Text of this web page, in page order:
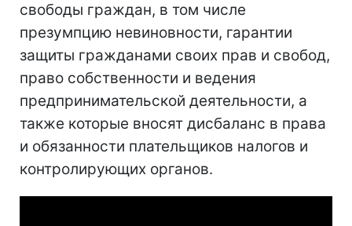
свободы граждан, в том числе
презумпцию невиновности, гарантии
защиты гражданами своих прав и свобод,
право собственности и ведения
предпринимательской деятельности, а
также которые вносят дисбаланс в права
и обязанности плательщиков налогов и
контролирующих органов.